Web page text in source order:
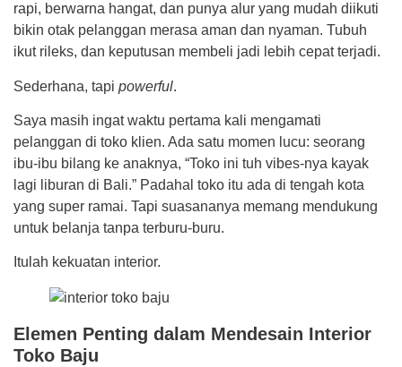
rapi, berwarna hangat, dan punya alur yang mudah diikuti
bikin otak pelanggan merasa aman dan nyaman. Tubuh
ikut rileks, dan keputusan membeli jadi lebih cepat terjadi.
Sederhana, tapi powerful.
Saya masih ingat waktu pertama kali mengamati
pelanggan di toko klien. Ada satu momen lucu: seorang
ibu-ibu bilang ke anaknya, “Toko ini tuh vibes-nya kayak
lagi liburan di Bali.” Padahal toko itu ada di tengah kota
yang super ramai. Tapi suasananya memang mendukung
untuk belanja tanpa terburu-buru.
Itulah kekuatan interior.
Elemen Penting dalam Mendesain Interior
Toko Baju